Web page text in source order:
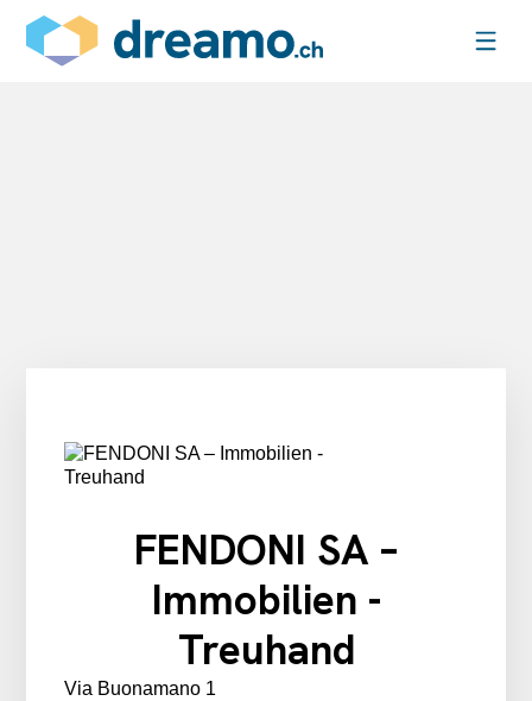
FENDONI SA –
Immobilien -
Treuhand
Via Buonamano 1